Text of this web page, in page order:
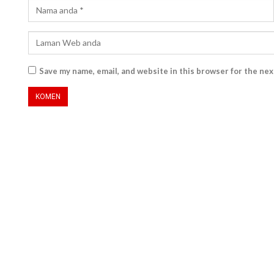
Save my name, email, and website in this browser for the